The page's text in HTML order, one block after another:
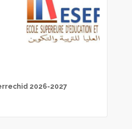
2026-2027